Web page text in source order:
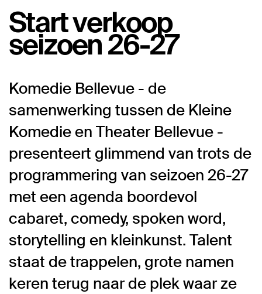
Start verkoop
seizoen 26-27
Komedie Bellevue - de
samenwerking tussen de Kleine
Komedie en Theater Bellevue -
presenteert glimmend van trots de
programmering van seizoen 26-27
met een agenda boordevol
cabaret, comedy, spoken word,
storytelling en kleinkunst. Talent
staat de trappelen, grote namen
keren terug naar de plek waar ze